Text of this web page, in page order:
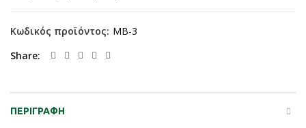
Κωδικός προϊόντος: MB-3
Share
ΠΕΡΙΓΡΑΦΉ